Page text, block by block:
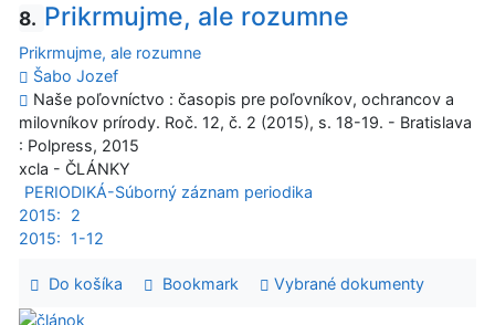
8. Prikrmujme, ale rozumne
Prikrmujme, ale rozumne
Šabo Jozef
Naše poľovníctvo : časopis pre poľovníkov, ochrancov a
milovníkov prírody. Roč. 12, č. 2 (2015), s. 18-19. - Bratislava
: Polpress, 2015
xcla - ČLÁNKY
PERIODIKÁ-Súborný záznam periodika
2015:
2
2015:
1-12
Do košíka Bookmark Vybrané dokumenty